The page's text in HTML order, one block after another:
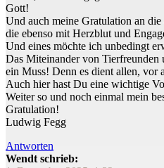
Gott!
Und auch meine Gratulation an die
die ebenso mit Herzblut und
Und eines möchte ich unbedingt
Das Miteinander von Tierfreunden
ein Muss! Denn es dient allen, vor
Auch hier hast Du eine wichtige
Weiter so und noch einmal mein
Gratulation!
Ludwig Fegg
Antworten
Wendt schrieb: